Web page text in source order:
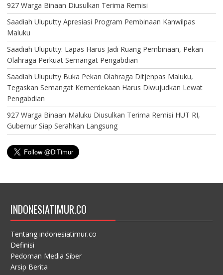
927 Warga Binaan Diusulkan Terima Remisi
Saadiah Uluputty Apresiasi Program Pembinaan Kanwilpas
Maluku
Saadiah Uluputty: Lapas Harus Jadi Ruang Pembinaan, Pekan
Olahraga Perkuat Semangat Pengabdian
Saadiah Uluputty Buka Pekan Olahraga Ditjenpas Maluku,
Tegaskan Semangat Kemerdekaan Harus Diwujudkan Lewat
Pengabdian
927 Warga Binaan Maluku Diusulkan Terima Remisi HUT RI,
Gubernur Siap Serahkan Langsung
INDONESIATIMUR.CO
Tentang indonesiatimur.co
Definisi
Pedoman Media Siber
Arsip Berita